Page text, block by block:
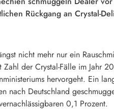
Rückgang an Crystal-
nicht mehr nur ein
Zahl der Crystal-Fälle im Jahr
hervorgeht. Ein
nach Deutschland
0,1 Prozent.